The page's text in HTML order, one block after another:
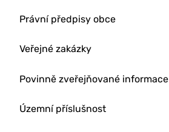
Právní předpisy obce
Veřejné zakázky
Povinně zveřejňované informace
Územní příslušnost